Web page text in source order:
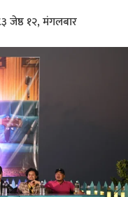
जेष्ठ १२, मंगलबार